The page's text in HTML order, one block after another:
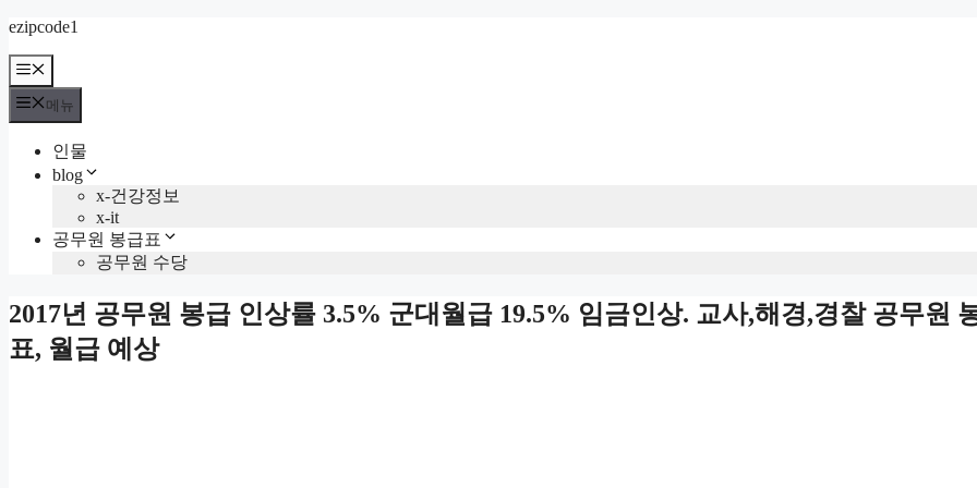
컨
츠
로
건
ezipcode1
메
뉴
메뉴
인물
blog
x-건강정보
x-it
공무원 봉급표
공무원 수당
2017년 공무원 봉급 인상률 3.5% 군대월급 19.5% 임금인상. 교사,해경,경찰 공무원
표, 월급 예상